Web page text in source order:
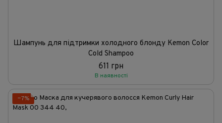
Шампунь для підтримки холодного блонду Kemon Color
Cold Shampoo
611 грн
В наявності
−7%